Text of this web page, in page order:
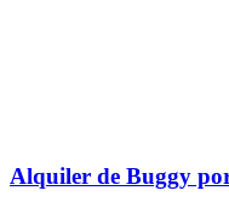
Alquiler de Buggy